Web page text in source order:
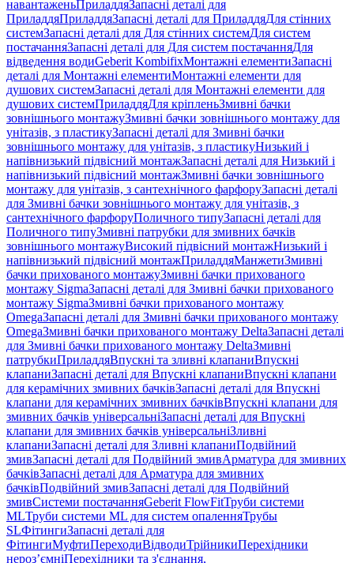
навантаженьПриладдяЗапасні деталі для
ПриладдяПриладдяЗапасні деталі для ПриладдяДля стінних
системЗапасні деталі для Для стінних системДля систем
постачанняЗапасні деталі для Для систем постачанняДля
відведення водиGeberit KombifixМонтажні елементиЗапасні
деталі для Монтажні елементиМонтажні елементи для
душових системЗапасні деталі для Монтажні елементи для
душових системПриладдяДля кріпленьЗмивні бачки
зовнішнього монтажуЗмивні бачки зовнішнього монтажу для
унітазів, з пластикуЗапасні деталі для Змивні бачки
зовнішнього монтажу для унітазів, з пластикуНизький і
напівнизький підвісний монтажЗапасні деталі для Низький і
напівнизький підвісний монтажЗмивні бачки зовнішнього
монтажу для унітазів, з сантехнічного фарфоруЗапасні деталі
для Змивні бачки зовнішнього монтажу для унітазів, з
сантехнічного фарфоруПоличного типуЗапасні деталі для
Поличного типуЗмивні патрубки для змивних бачків
зовнішнього монтажуВисокий підвісний монтажНизький і
напівнизький підвісний монтажПриладдяМанжетиЗмивні
бачки прихованого монтажуЗмивні бачки прихованого
монтажу SigmaЗапасні деталі для Змивні бачки прихованого
монтажу SigmaЗмивні бачки прихованого монтажу
OmegaЗапасні деталі для Змивні бачки прихованого монтажу
OmegaЗмивні бачки прихованого монтажу DeltaЗапасні деталі
для Змивні бачки прихованого монтажу DeltaЗмивні
патрубкиПриладдяВпускні та зливні клапаниВпускні
клапаниЗапасні деталі для Впускні клапаниВпускні клапани
для керамічних змивних бачківЗапасні деталі для Впускні
клапани для керамічних змивних бачківВпускні клапани для
змивних бачків універсальніЗапасні деталі для Впускні
клапани для змивних бачків універсальніЗливні
клапаниЗапасні деталі для Зливні клапаниПодвійний
змивЗапасні деталі для Подвійний змивАрматура для змивних
бачкiвЗапасні деталі для Арматура для змивних
бачкiвПодвійний змивЗапасні деталі для Подвійний
змивСистеми постачанняGeberit FlowFitТруби системи
MLТруби системи ML для систем опаленняТрубы
SLФітингиЗапасні деталі для
ФітингиМуфтиПереходиВідводиТрійникиПерехідники
нероз’ємніПерехідники та з'єднання,